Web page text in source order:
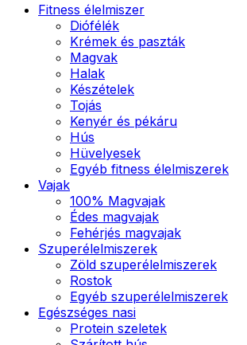
Fitness élelmiszer
Diófélék
Krémek és paszták
Magvak
Halak
Készételek
Tojás
Kenyér és pékáru
Hús
Hüvelyesek
Egyéb fitness élelmiszerek
Vajak
100% Magvajak
Édes magvajak
Fehérjés magvajak
Szuperélelmiszerek
Zöld szuperélelmiszerek
Rostok
Egyéb szuperélelmiszerek
Egészséges nasi
Protein szeletek